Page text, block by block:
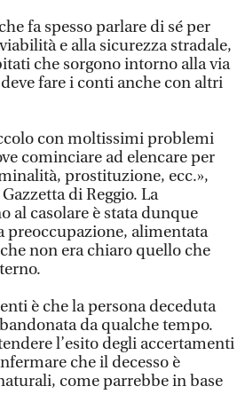
fa spesso parlare di sé per
e alla sicurezza stradale,
che sorgono intorno alla via
fare i conti anche con altri
con moltissimi problemi
cominciare ad elencare per
prostituzione, ecc.»,
di Reggio. La
al casolare è stata dunque
preoccupazione, alimentata
non era chiaro quello che
è che la persona deceduta
da qualche tempo.
l’esito degli accertamenti
che il decesso è
come parrebbe in base